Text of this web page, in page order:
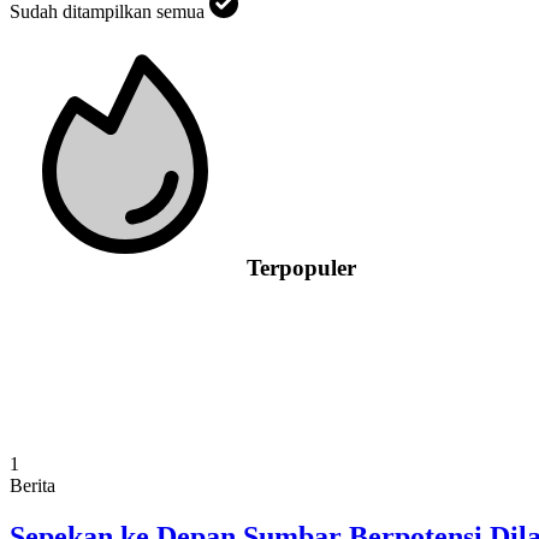
Sudah ditampilkan semua
Terpopuler
1
Berita